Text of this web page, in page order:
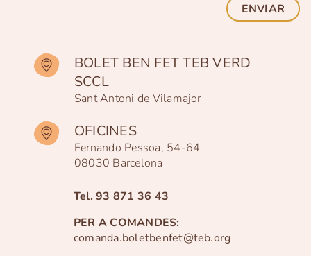
ENVIAR
BOLET BEN FET TEB VERD
SCCL
Sant Antoni de Vilamajor
OFICINES
Fernando Pessoa, 54-64
08030 Barcelona
Tel.93 871 36 43
PER A COMANDES:
comanda.boletbenfet@teb.org